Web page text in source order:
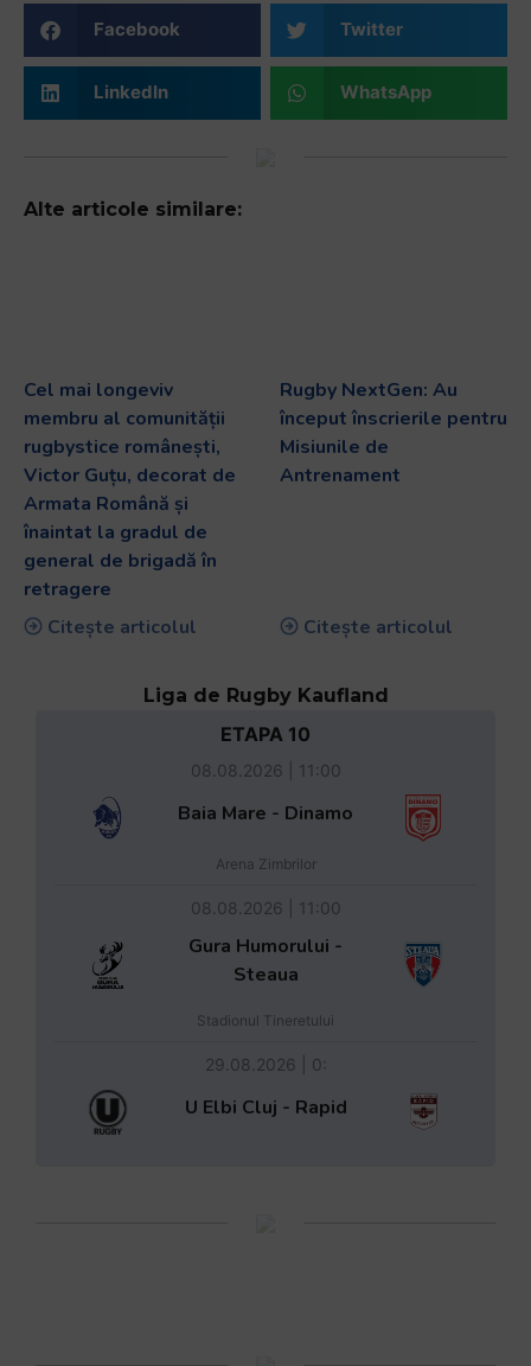
Facebook Twitter
LinkedIn WhatsApp
Alte articole similare:
Cel mai longeviv
membru al comunității
rugbystice românești,
Victor Guțu, decorat de
Armata Română și
înaintat la gradul de
general de brigadă în
retragere
Citește articolul
Rugby NextGen: Au
început înscrierile pentru
Misiunile de
Antrenament
Citește articolul
Liga de Rugby Kaufland
ETAPA 10
08.08.2026 | 11:00
Baia Mare - Dinamo
Arena Zimbrilor
08.08.2026 | 11:00
Gura Humorului -
Steaua
Stadionul Tineretului
29.08.2026 | 0:
U Elbi Cluj - Rapid